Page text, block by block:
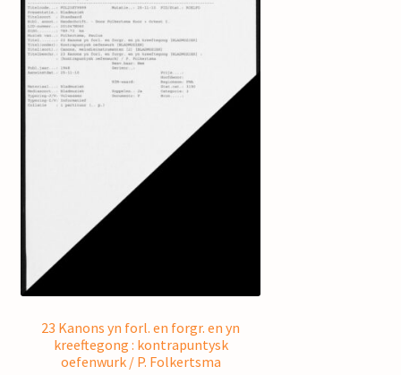
23 Kanons yn forl. en forgr. en yn
kreeftegong : kontrapuntysk
oefenwurk / P. Folkertsma